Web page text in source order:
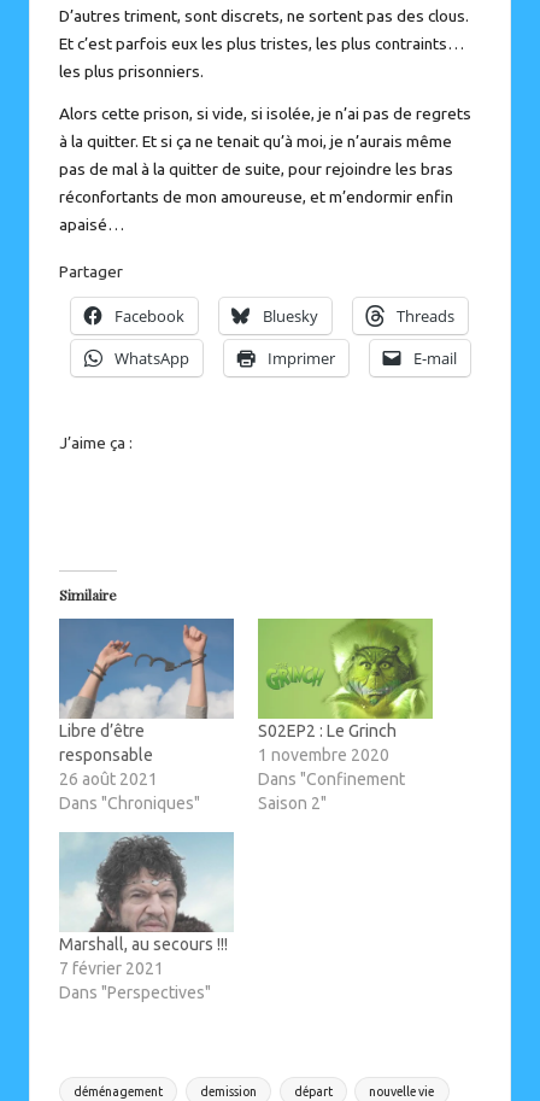
D’autres triment, sont discrets, ne sortent pas des clous.
Et c’est parfois eux les plus tristes, les plus contraints…
les plus prisonniers.
Alors cette prison, si vide, si isolée, je n’ai pas de regrets
à la quitter. Et si ça ne tenait qu’à moi, je n’aurais même
pas de mal à la quitter de suite, pour rejoindre les bras
réconfortants de mon amoureuse, et m’endormir enfin
apaisé…
Partager
Facebook Bluesky
Threads
WhatsApp
Imprimer E-mail
J’aime ça :
Similaire
Libre d’être
responsable
26 août 2021
Dans "Chroniques"
S02EP2 : Le Grinch
1 novembre 2020
Dans "Confinement
Saison 2"
Marshall, au secours !!!
7 février 2021
Dans "Perspectives"
Tags:
déménagement demission départ nouvelle vie